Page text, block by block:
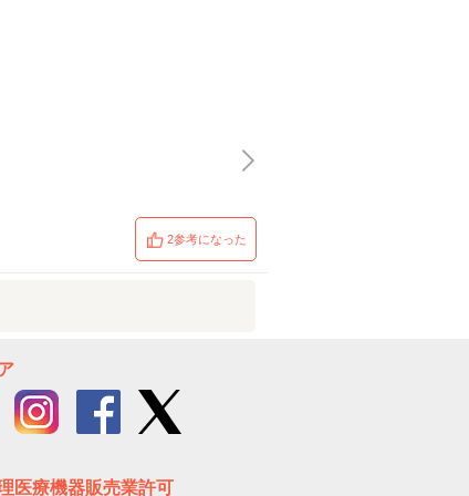
2参考になった
医療機器販売業許可